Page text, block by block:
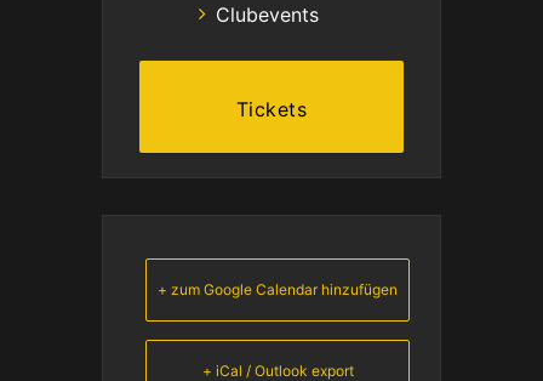
Clubevents
Tickets
+ zum Google Calendar hinzufügen
+ iCal / Outlook export